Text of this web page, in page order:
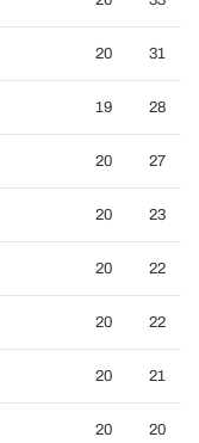
20 31
19 28
20 27
20 23
20 22
20 22
20 21
20 20